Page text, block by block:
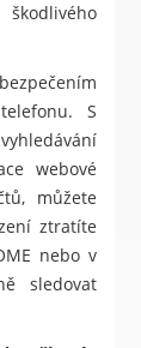
S
webové
můžete
ztratíte
nebo v
sledovat